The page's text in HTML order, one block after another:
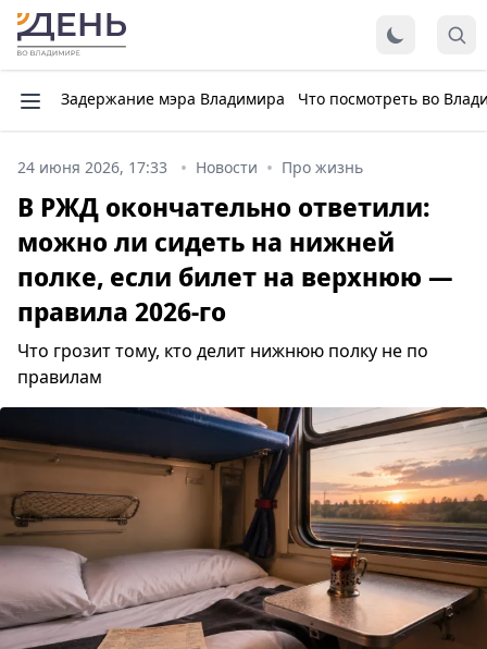
Задержание мэра Владимира Что посмотреть во
24 июня 2026, 17:33 Новости Про жизнь
В РЖД окончательно ответили:
можно ли сидеть на нижней
полке, если билет на верхнюю —
правила 2026-го
Что грозит тому, кто делит нижнюю полку не по
правилам